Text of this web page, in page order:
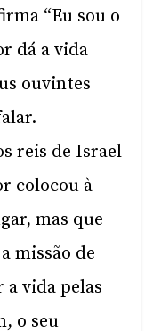
“Eu sou o
dá a vida
ouvintes
reis de Israel
colocou à
mas que
missão de
vida pelas
o seu